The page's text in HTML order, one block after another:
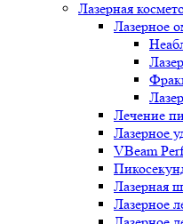
Лазерная
Лазерное
Лечение
Лазерное
VBeam
Лазерная
Лазерное